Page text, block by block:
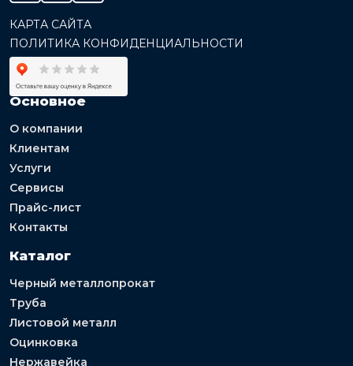
КАРТА САЙТА
ПОЛИТИКА КОНФИДЕНЦИАЛЬНОСТИ
Основное
О компании
Клиентам
Услуги
Сервисы
Прайс-лист
Контакты
Каталог
Черный металлопрокат
Труба
Листовой металл
Оцинковка
Нержавейка